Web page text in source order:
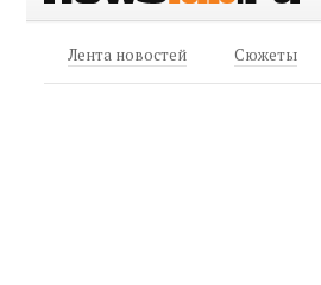
Лента новостей Сюжеты